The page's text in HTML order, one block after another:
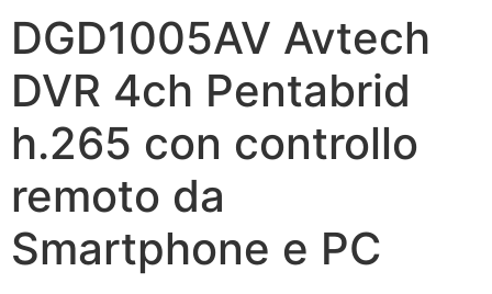
DGD1005AV Avtech
DVR 4ch Pentabrid
h.265 con controllo
remoto da
Smartphone e PC